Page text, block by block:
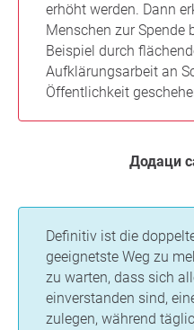
erhöht werden. Dann
Menschen zur Spende
Beispiel durch
Aufklärungsarbeit an
Öffentlichkeit
Додаци
Definitiv ist die
geeignetste Weg zu
zu warten, dass sich
einverstanden sind,
zulegen, während